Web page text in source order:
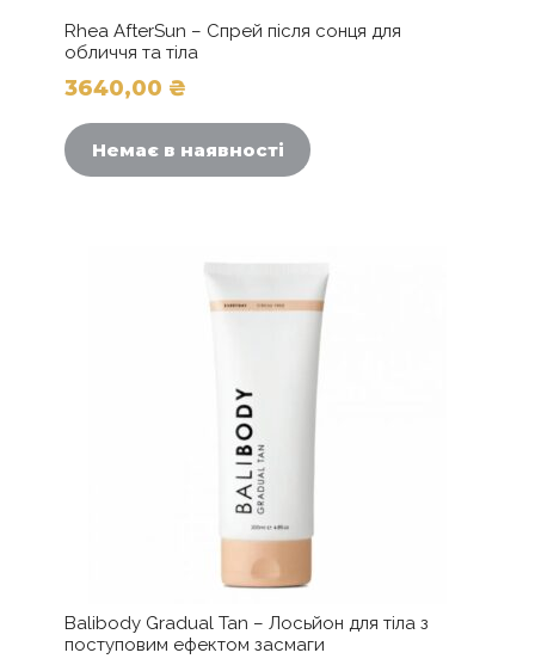
Rhea AfterSun – Спрей після сонця для
обличчя та тіла
3640,00 ₴
Немає в наявності
Balibody Gradual Tan – Лосьйон для тіла з
поступовим ефектом засмаги